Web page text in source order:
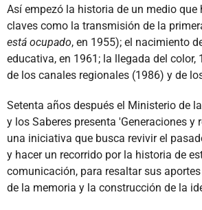
Así empezó la historia de un medio
claves como la transmisión de la
está ocupado, en 1955); el nacimiento
educativa, en 1961; la llegada del color,
de los canales regionales (1986) y de
Setenta años después el Ministerio de
y los Saberes presenta 'Generaciones y
una iniciativa que busca revivir el
y hacer un recorrido por la historia de
comunicación, para resaltar sus
de la memoria y la construcción de la